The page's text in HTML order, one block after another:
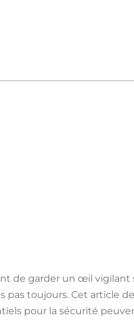
de garder un œil vigilant
pas toujours. Cet article
pour la sécurité